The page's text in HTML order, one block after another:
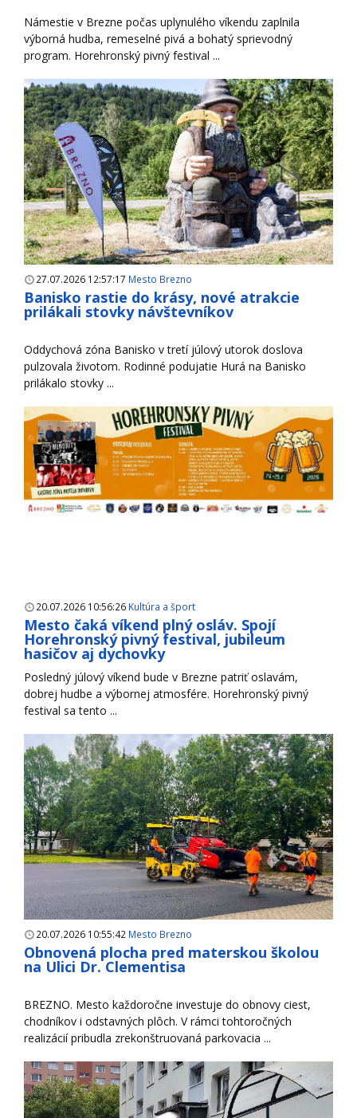
Námestie v Brezne počas uplynulého víkendu zaplnila
výborná hudba, remeselné pivá a bohatý sprievodný
program. Horehronský pivný festival ...
27.07.2026 12:57:17 Mesto Brezno
Banisko rastie do krásy, nové atrakcie
prilákali stovky návštevníkov
Oddychová zóna Banisko v tretí júlový utorok doslova
pulzovala životom. Rodinné podujatie Hurá na Banisko
prilákalo stovky ...
20.07.2026 10:56:26 Kultúra a šport
Mesto čaká víkend plný osláv. Spojí
Horehronský pivný festival, jubileum
hasičov aj dychovky
Posledný júlový víkend bude v Brezne patriť oslavám,
dobrej hudbe a výbornej atmosfére. Horehronský pivný
festival sa tento ...
20.07.2026 10:55:42 Mesto Brezno
Obnovená plocha pred materskou školou
na Ulici Dr. Clementisa
BREZNO. Mesto každoročne investuje do obnovy ciest,
chodníkov i odstavných plôch. V rámci tohtoročných
realizácií pribudla zrekonštruovaná parkovacia ...